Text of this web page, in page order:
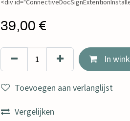
<div
39,00 €
In
Toevoegen aan verlanglijst
Vergelijken